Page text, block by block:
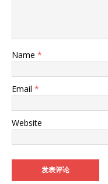
Name *
Email *
Website